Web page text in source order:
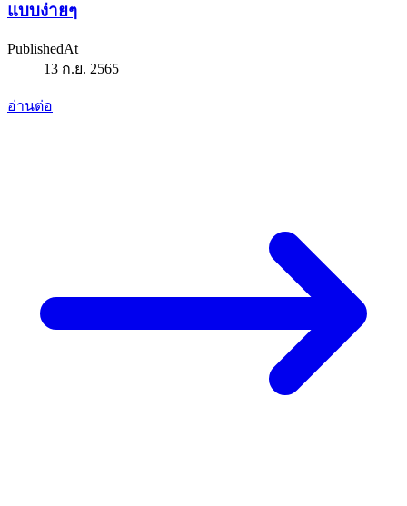
แบบง่ายๆ
PublishedAt
13 ก.ย. 2565
อ่านต่อ